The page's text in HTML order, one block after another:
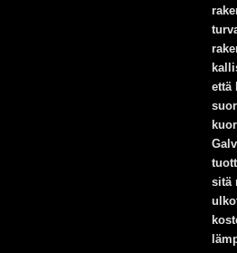
että
sitä